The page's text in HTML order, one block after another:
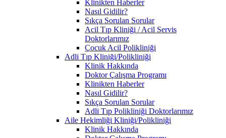
Klinikten Haberler
Nasıl Gidilir?
Sıkça Sorulan Sorular
Acil Tıp Kliniği / Acil Servis
Doktorlarımız
Çocuk Acil Polikliniği
Adli Tıp Kliniği/Polikliniği
Klinik Hakkında
Doktor Çalışma Programı
Klinikten Haberler
Nasıl Gidilir?
Sıkça Sorulan Sorular
Adli Tıp Polikliniği Doktorlarımız
Aile Hekimliği Kliniği/Polikliniği
Klinik Hakkında